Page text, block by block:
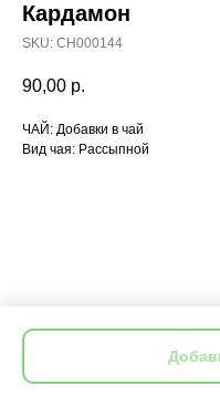
Кардамон
SKU: CH000144
90,00 р.
ЧАЙ: Добавки в чай
Вид чая: Рассыпной